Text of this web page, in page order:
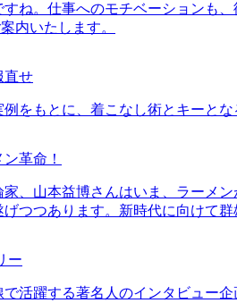
ね。仕事へのモチベーションも
内いたします。
直せ
をもとに、着こなし術とキーと
革命！
家、山本益博さんはいま、ラーメ
つつあります。新時代に向けて
ー
で活躍する著名人のインタビュー